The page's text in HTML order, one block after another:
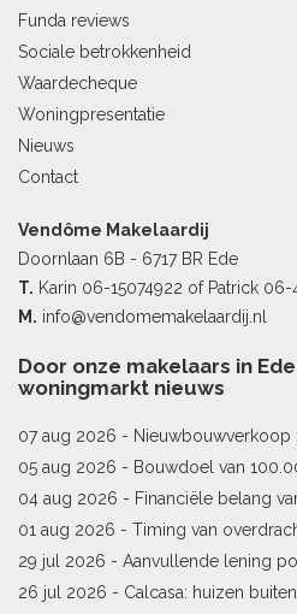
Funda reviews
Sociale betrokkenheid
Waardecheque
Woningpresentatie
Nieuws
Contact
Vendôme Makelaardij
Doornlaan 6B - 6717 BR Ede
T. Karin 06-15074922 of Patrick 06-
M. info@vendomemakelaardij.nl
Door onze makelaars in
woningmarkt nieuws
07 aug 2026 - Nieuwbouwverkoop
bestaande woningen stijgt
05 aug 2026 - Bouwdoel van
bereik
04 aug 2026 - Financiële belang
01 aug 2026 - Timing van
woningprijs
29 jul 2026 - Aanvullende lening
starters
26 jul 2026 - Calcasa: huizen